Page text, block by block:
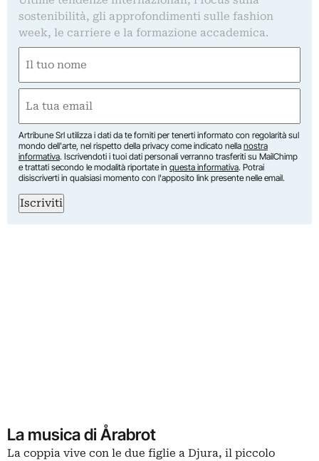
sostenibilità, gli approfondimenti sulle fashion
week, le carriere e la formazione accademica.
(Obbligatorio)
(Obbligatorio)
Artribune Srl utilizza i dati da te forniti per tenerti informato con regolarità sul
mondo dell'arte, nel rispetto della privacy come indicato nella nostra
informativa. Iscrivendoti i tuoi dati personali verranno trasferiti su MailChimp
e trattati secondo le modalità riportate in questa informativa. Potrai
disiscriverti in qualsiasi momento con l'apposito link presente nelle email.
Iscriviti
La musica di Årabrot
La coppia vive con le due figlie a Djura, il piccolo